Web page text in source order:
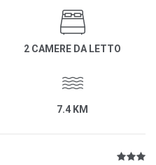
2 CAMERE DA LETTO
7.4 KM